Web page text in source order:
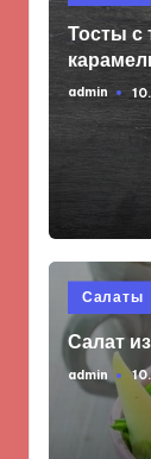
в
Тосты с
Запись
admin
в
Салаты
Салат
Запись
admin